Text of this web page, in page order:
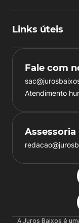
Links úteis
Fale com
Atendimento
A Juros Baixos é